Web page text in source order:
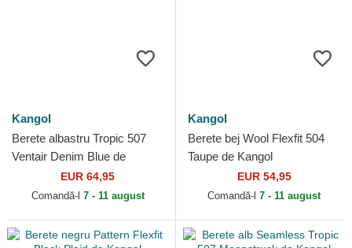
Kangol
Berete albastru Tropic 507
Ventair Denim Blue de
EUR 64,95
Comandă-l 7 - 11 august
Kangol
Berete bej Wool Flexfit 504
Taupe de Kangol
EUR 54,95
Comandă-l 7 - 11 august